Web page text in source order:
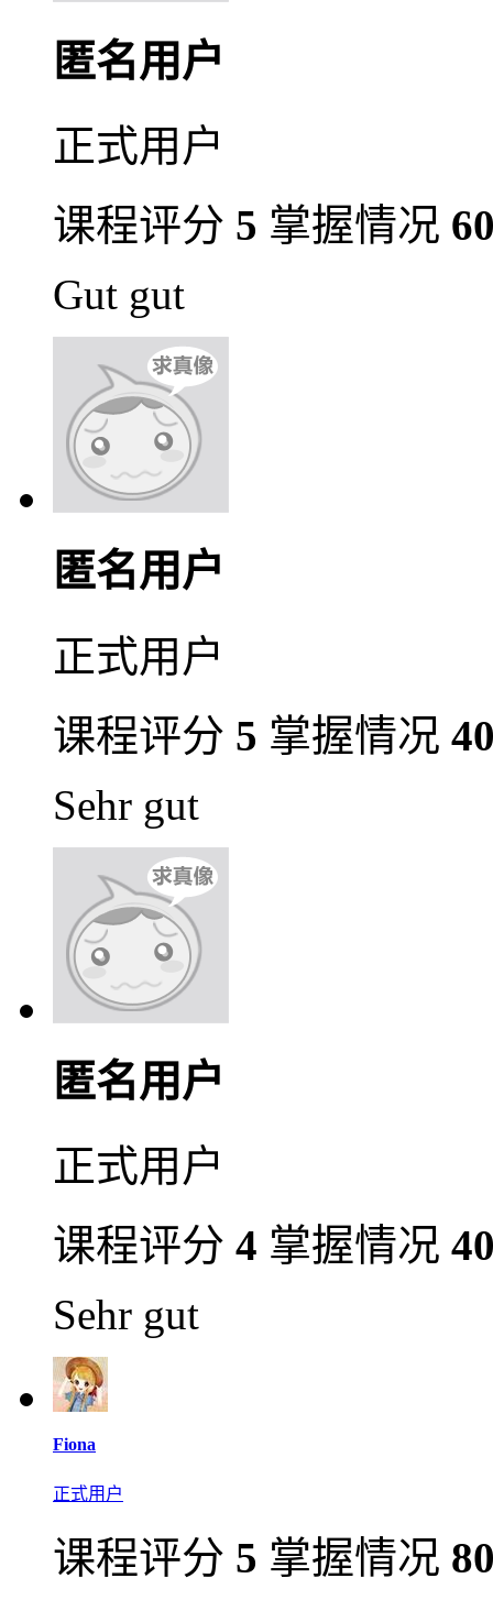
匿名用户
正式用户
课程评分 5 掌握情况
Gut gut
匿名用户
正式用户
课程评分 5 掌握情况
Sehr gut
匿名用户
正式用户
课程评分 4 掌握情况
Sehr gut
Fiona
正式用户
课程评分 5 掌握情况